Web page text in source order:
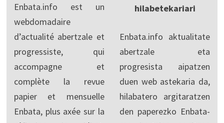
Enbata.info est un
webdomadaire
d’actualité abertzale et
progressiste, qui
accompagne et
complète la revue
papier et mensuelle
Enbata, plus axée sur la
hilabetekariari
Enbata.info aktualitate
abertzale eta
progresista aipatzen
duen web astekaria da,
hilabatero argitaratzen
den paperezko Enbata-